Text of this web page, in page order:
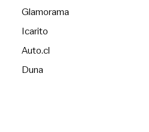
Glamorama
Icarito
Auto.cl
DunaOpens in new window